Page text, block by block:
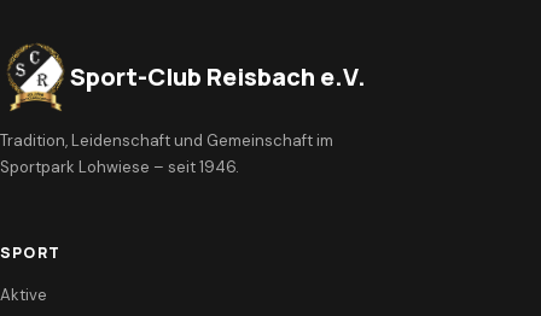
Sport-Club Reisbach e.V.
Tradition, Leidenschaft und Gemeinschaft im
Sportpark Lohwiese – seit 1946.
SPORT
Aktive